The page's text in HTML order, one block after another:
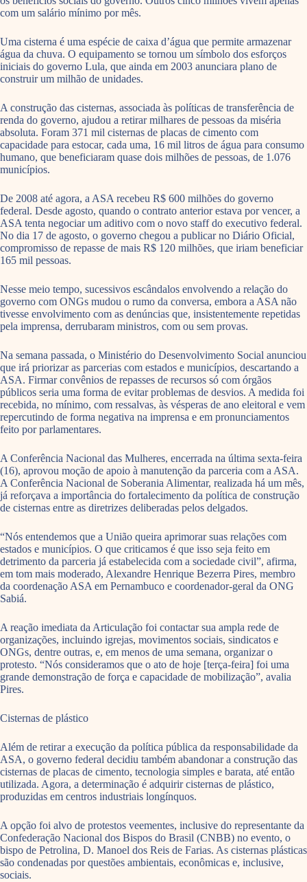
com um salário mínimo por mês.
Uma cisterna é uma espécie de caixa d’água que permite armazenar
água da chuva. O equipamento se tornou um símbolo dos esforços
iniciais do governo Lula, que ainda em 2003 anunciara plano de
construir um milhão de unidades.
A construção das cisternas, associada às políticas de transferência de
renda do governo, ajudou a retirar milhares de pessoas da miséria
absoluta. Foram 371 mil cisternas de placas de cimento com
capacidade para estocar, cada uma, 16 mil litros de água para consumo
humano, que beneficiaram quase dois milhões de pessoas, de 1.076
municípios.
De 2008 até agora, a ASA recebeu R$ 600 milhões do governo
federal. Desde agosto, quando o contrato anterior estava por vencer, a
ASA tenta negociar um aditivo com o novo staff do executivo federal.
No dia 17 de agosto, o governo chegou a publicar no Diário Oficial,
compromisso de repasse de mais R$ 120 milhões, que iriam beneficiar
165 mil pessoas.
Nesse meio tempo, sucessivos escândalos envolvendo a relação do
governo com ONGs mudou o rumo da conversa, embora a ASA não
tivesse envolvimento com as denúncias que, insistentemente repetidas
pela imprensa, derrubaram ministros, com ou sem provas.
Na semana passada, o Ministério do Desenvolvimento Social anunciou
que irá priorizar as parcerias com estados e municípios, descartando a
ASA. Firmar convênios de repasses de recursos só com órgãos
públicos seria uma forma de evitar problemas de desvios. A medida foi
recebida, no mínimo, com ressalvas, às vésperas de ano eleitoral e vem
repercutindo de forma negativa na imprensa e em pronunciamentos
feito por parlamentares.
A Conferência Nacional das Mulheres, encerrada na última sexta-feira
(16), aprovou moção de apoio à manutenção da parceria com a ASA.
A Conferência Nacional de Soberania Alimentar, realizada há um mês,
já reforçava a importância do fortalecimento da política de construção
de cisternas entre as diretrizes deliberadas pelos delgados.
“Nós entendemos que a União queira aprimorar suas relações com
estados e municípios. O que criticamos é que isso seja feito em
detrimento da parceria já estabelecida com a sociedade civil”, afirma,
em tom mais moderado, Alexandre Henrique Bezerra Pires, membro
da coordenação ASA em Pernambuco e coordenador-geral da ONG
Sabiá.
A reação imediata da Articulação foi contactar sua ampla rede de
organizações, incluindo igrejas, movimentos sociais, sindicatos e
ONGs, dentre outras, e, em menos de uma semana, organizar o
protesto. “Nós consideramos que o ato de hoje [terça-feira] foi uma
grande demonstração de força e capacidade de mobilização”, avalia
Pires.
Cisternas de plástico
Além de retirar a execução da política pública da responsabilidade da
ASA, o governo federal decidiu também abandonar a construção das
cisternas de placas de cimento, tecnologia simples e barata, até então
utilizada. Agora, a determinação é adquirir cisternas de plástico,
produzidas em centros industriais longínquos.
A opção foi alvo de protestos veementes, inclusive do representante da
Confederação Nacional dos Bispos do Brasil (CNBB) no evento, o
bispo de Petrolina, D. Manoel dos Reis de Farias. As cisternas plásticas
são condenadas por questões ambientais, econômicas e, inclusive,
sociais.